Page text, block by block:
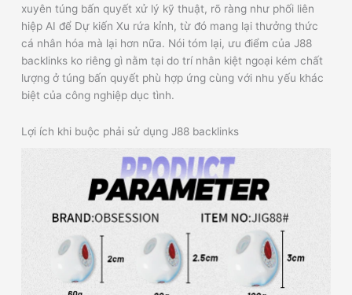
xuyên túng bấn quyết xử lý kỹ thuật, rõ ràng như phối liên
hiệp AI để Dự kiến Xu rứa kỉnh, từ đó mang lại thưởng thức
cá nhân hóa mà lại hơn nữa. Nói tóm lại, ưu điểm của J88
backlinks ko riêng gì nằm tại do trí nhân kiệt ngoại kém chất
lượng ở túng bấn quyết phù hợp ứng cùng với nhu yếu khác
biệt của công nghiệp dục tình.
Lợi ích khi buộc phải sử dụng J88 backlinks